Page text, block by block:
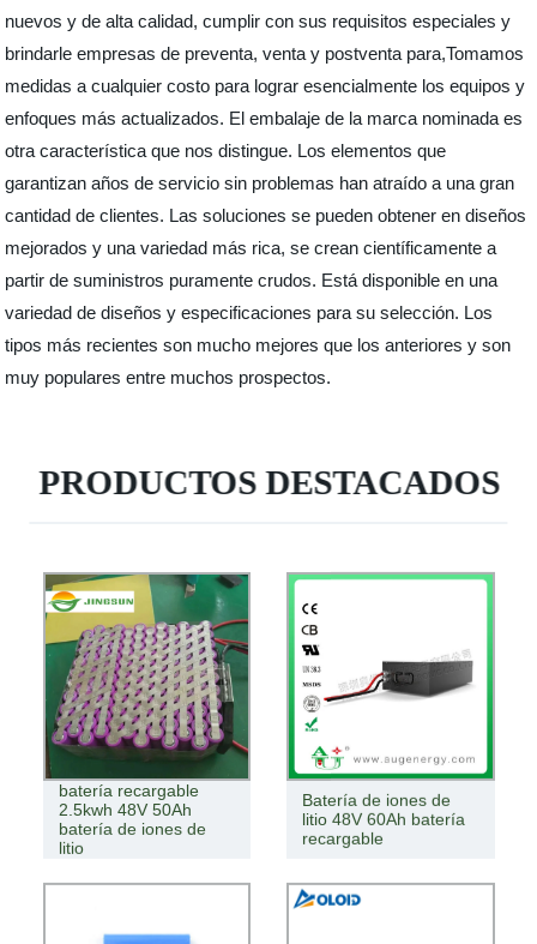
nuevos y de alta calidad, cumplir con sus requisitos especiales y
brindarle empresas de preventa, venta y postventa para,Tomamos
medidas a cualquier costo para lograr esencialmente los equipos y
enfoques más actualizados. El embalaje de la marca nominada es
otra característica que nos distingue. Los elementos que
garantizan años de servicio sin problemas han atraído a una gran
cantidad de clientes. Las soluciones se pueden obtener en diseños
mejorados y una variedad más rica, se crean científicamente a
partir de suministros puramente crudos. Está disponible en una
variedad de diseños y especificaciones para su selección. Los
tipos más recientes son mucho mejores que los anteriores y son
muy populares entre muchos prospectos.
PRODUCTOS DESTACADOS
batería recargable
2.5kwh 48V 50Ah
batería de iones de
litio
Batería de iones de
litio 48V 60Ah batería
recargable